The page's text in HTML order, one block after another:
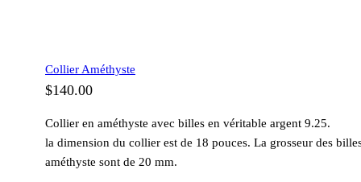
Collier Améthyste
$140.00
Collier en améthyste avec billes en véritable argent 9.25.
la dimension du collier est de 18 pouces. La grosseur des
améthyste sont de 20 mm.